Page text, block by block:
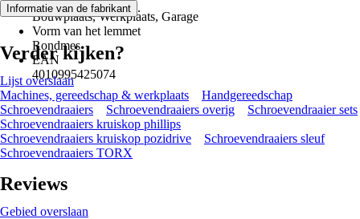
Bouwplaats, Werkplaats, Garage
Vorm van het lemmet
Rondmes
EAN
4010995425074
Informatie van de fabrikant .
Verder kijken?
Lijst overslaan
Machines, gereedschap & werkplaats
Handgereedschap
Schroevendraaiers
Schroevendraaiers overig
Schroevendraaier sets
Schroevendraaiers kruiskop phillips
Schroevendraaiers kruiskop pozidrive
Schroevendraaiers sleuf
Schroevendraaiers TORX
Reviews
Gebied overslaan